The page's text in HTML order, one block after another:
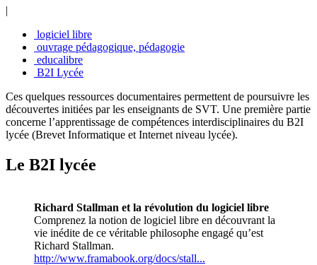
|
logiciel libre
ouvrage pédagogique, pédagogie
educalibre
B2I Lycée
Ces quelques ressources documentaires permettent de poursuivre les
découvertes initiées par les enseignants de SVT. Une première partie
concerne l’apprentissage de compétences interdisciplinaires du B2I
lycée (Brevet Informatique et Internet niveau lycée).
Le B2I lycée
Richard Stallman et la révolution du logiciel libre
Comprenez la notion de logiciel libre en découvrant la
vie inédite de ce véritable philosophe engagé qu’est
Richard Stallman.
http://www.framabook.org/docs/stall...